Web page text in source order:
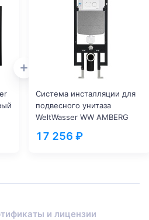
Система инсталляции для
подвесного унитаза
WeltWasser WW AMBERG
17 256 ₽
и лицензии